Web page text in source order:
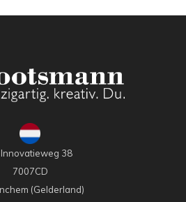
Innovatieweg 38
7007CD
(Gelderland)